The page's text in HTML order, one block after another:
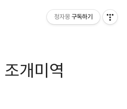
개미역
청자몽 구독하기